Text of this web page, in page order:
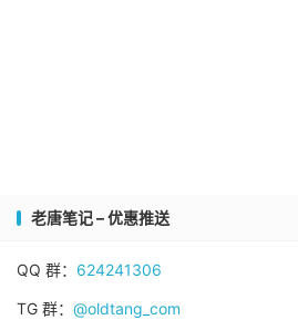
老唐笔记 – 优惠推送
QQ 群： 624241306
TG 群： @oldtang_com